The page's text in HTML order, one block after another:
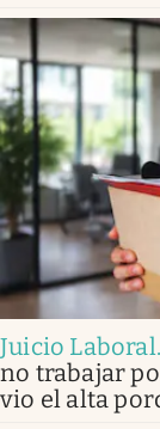
Juicio Laboral
no trabajar
vio el alta